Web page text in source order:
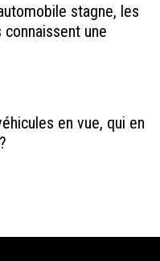
stagne, les
une
en vue, qui en